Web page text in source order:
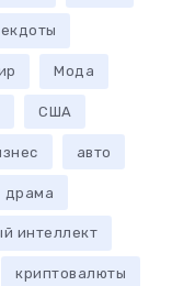
Мода
США
авто
драма
интеллект
криптовалюты